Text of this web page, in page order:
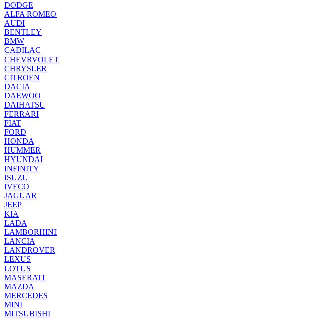
DODGE
ALFA ROMEO
AUDI
BENTLEY
BMW
CADILAC
CHEVRVOLET
CHRYSLER
CITROEN
DACIA
DAEWOO
DAIHATSU
FERRARI
FIAT
FORD
HONDA
HUMMER
HYUNDAI
INFINITY
ISUZU
IVECO
JAGUAR
JEEP
KIA
LADA
LAMBORHINI
LANCIA
LANDROVER
LEXUS
LOTUS
MASERATI
MAZDA
MERCEDES
MINI
MITSUBISHI